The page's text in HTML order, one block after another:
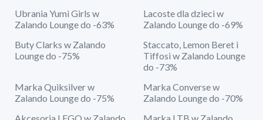
Ubrania Yumi Girls w
Zalando Lounge do -63%
Lacoste dla dzieci w
Zalando Lounge do -69%
Buty Clarks w Zalando
Lounge do -75%
Staccato, Lemon Beret i
Tiffosi w Zalando Lounge
do -73%
Marka Quiksilver w
Zalando Lounge do -75%
Marka Converse w
Zalando Lounge do -70%